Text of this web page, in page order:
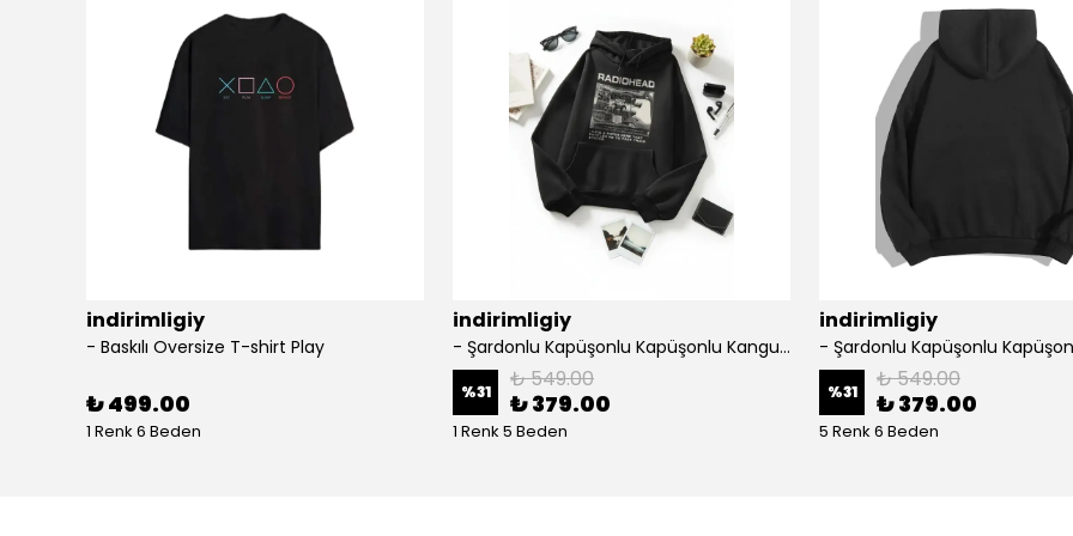
indirimligiy
- Baskılı Oversize T-shirt Play
₺ 499.00
1 Renk 6 Beden
indirimligiy
- Şardonlu Kapüşonlu Kapüşonlu Kanguru Cep Oversize Lastik Paça Sweatshirt Takimi
%31 ₺ 549.00
₺ 379.00
1 Renk 5 Beden
indirimligiy
%31 ₺ 549.00
₺ 379.00
5 Renk 6 Beden